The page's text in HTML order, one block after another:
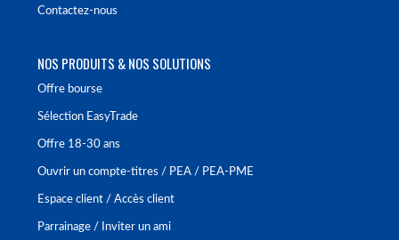
Contactez-nous
NOS PRODUITS & NOS SOLUTIONS
Offre bourse
Sélection EasyTrade
Offre 18-30 ans
Ouvrir un compte-titres / PEA / PEA-PME
Espace client / Accès client
Parrainage / Inviter un ami